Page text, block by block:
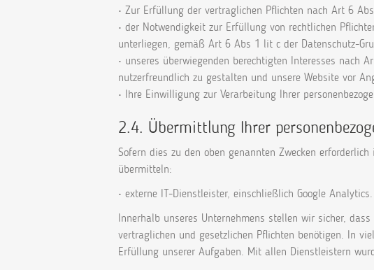
• Zur Erfüllung der vertraglichen Pflichten nach Art 6
• der Notwendigkeit zur Erfüllung von rechtlichen
unterliegen, gemäß Art 6 Abs 1 lit c der Datenschutz-
• unseres überwiegenden berechtigten Interesses nach
nutzerfreundlich zu gestalten und unsere Website vor
• Ihre Einwilligung zur Verarbeitung Ihrer
2.4. Übermittlung Ihrer
Sofern dies zu den oben genannten Zwecken
übermitteln:
• externe IT-Dienstleister, einschließlich Google Analytics.
Innerhalb unseres Unternehmens stellen wir sicher,
vertraglichen und gesetzlichen Pflichten benötigen. In
Erfüllung unserer Aufgaben. Mit allen Dienstleistern